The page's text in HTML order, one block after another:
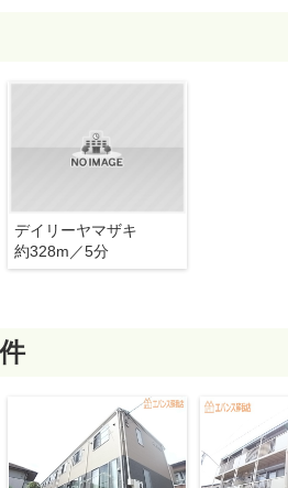
デイリーヤマザキ
約328m／5分